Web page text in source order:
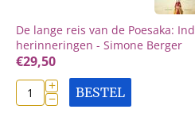
De lange reis van de Poesaka:
herinneringen - Simone Berger
€29,50
+
− BESTEL